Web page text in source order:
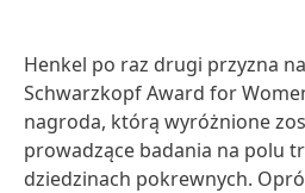
Henkel po raz drugi przyzna
Schwarzkopf Award for
nagroda, którą wyróżnione
prowadzące badania na polu
dziedzinach pokrewnych.